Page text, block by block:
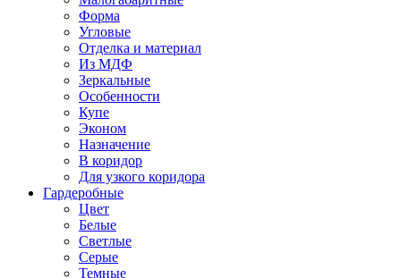
Форма
Угловые
Отделка и материал
Из МДФ
Зеркальные
Особенности
Купе
Эконом
Назначение
В коридор
Для узкого коридора
Гардеробные
Цвет
Белые
Светлые
Серые
Темные